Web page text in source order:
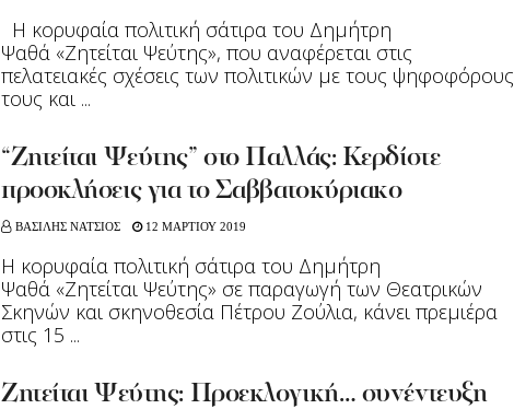
Η κορυφαία πολιτική σάτιρα του Δημήτρη
Ψαθά «Ζητείται Ψεύτης», που αναφέρεται στις
πελατειακές σχέσεις των πολιτικών με τους ψηφοφόρους
τους και ...
“Ζητείται Ψεύτης” στο Παλλάς: Κερδίστε
προσκλήσεις για το Σαββατοκύριακο
ΒΑΣΙΛΗΣ ΝΑΤΣΙΟΣ 12 ΜΑΡΤΙΟΥ 2019
Η κορυφαία πολιτική σάτιρα του Δημήτρη
Ψαθά «Ζητείται Ψεύτης» σε παραγωγή των Θεατρικών
Σκηνών και σκηνοθεσία Πέτρου Ζούλια, κάνει πρεμιέρα
στις 15 ...
Ζητείται Ψεύτης: Προεκλογική… συνέντευξη